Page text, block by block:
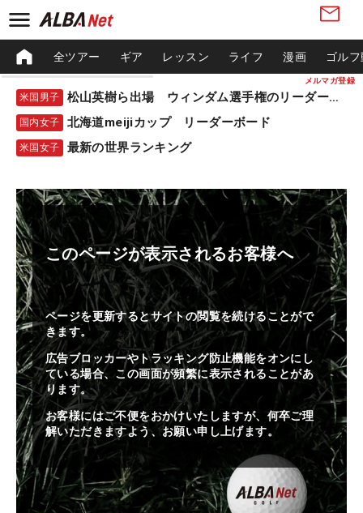
メルマガ登録
全ツアー ギア レッスン ライフ 漫画 ゴル
米国男子 松山英樹ら出場 ウィンダム選手権のリーダーボード
国内女子 北海道meijiカップ リーダーボード
米国女子 最新の世界ランキング
このページが表示されるお客様へ
ページを更新するとサイトの閲覧を続けることがで
きます。
広告ブロッカーやトラッキング防止機能をオンにし
ている場合、この画面が頻繁に表示されることがあ
ります。
お客様にはご不便をおかけいたしますが、何卒ご理
解いただきますよう、お願い申し上げます。